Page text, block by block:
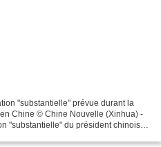
"substantielle" prévue durant la
Chine © Chine Nouvelle (Xinhua) -
"substantielle" du président chinois Xi